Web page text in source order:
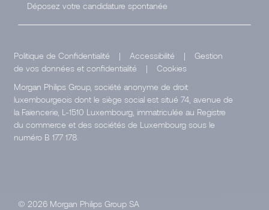
Déposez votre candidature spontanée
Politique de Confidentialité | Accessibilité |
Gestion
de vos données et confidentialité
|
Cookies
Morgan Philips Group, société anonyme de droit
luxembourgeois dont le siège social est situé 74, avenue de
la Faïencerie, L-1510 Luxembourg, immatriculée au Registre
du commerce et des sociétés de Luxembourg sous le
numéro B 177 178.
© 2026 Morgan Philips Group SA